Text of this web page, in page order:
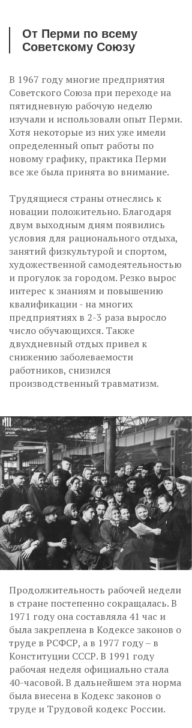
От Перми по всему
Советскому Союзу
В 1967 году многие предприятия
Советского Союза при переходе на
пятидневную рабочую неделю
изучали и использовали опыт Перми.
Хотя некоторые из них уже имели
определенный опыт работы по
новому графику, практика Перми
все же была принята во внимание.
Трудящиеся страны отнеслись к
новации положительно. Благодаря
двум выходным дням появились
условия для рационального отдыха,
занятий физкультурой и спортом,
художественной самодеятельностью
и прогулок за городом. Резко вырос
интерес к знаниям и повышению
квалификации - на многих
предприятиях в 2-3 раза выросло
число обучающихся. Также
двухдневный отдых привел к
снижению заболеваемости
работников, снизился
производственный травматизм.
Продолжительность рабочей недели
в стране постепенно сокращалась. В
1971 году она составляла 41 час и
была закреплена в Кодексе законов о
труде в РСФСР, а в 1977 году – в
Конституции СССР. В 1991 году
рабочая неделя официально стала
40-часовой. В дальнейшем эта норма
была внесена в Кодекс законов о
труде и Трудовой кодекс России.